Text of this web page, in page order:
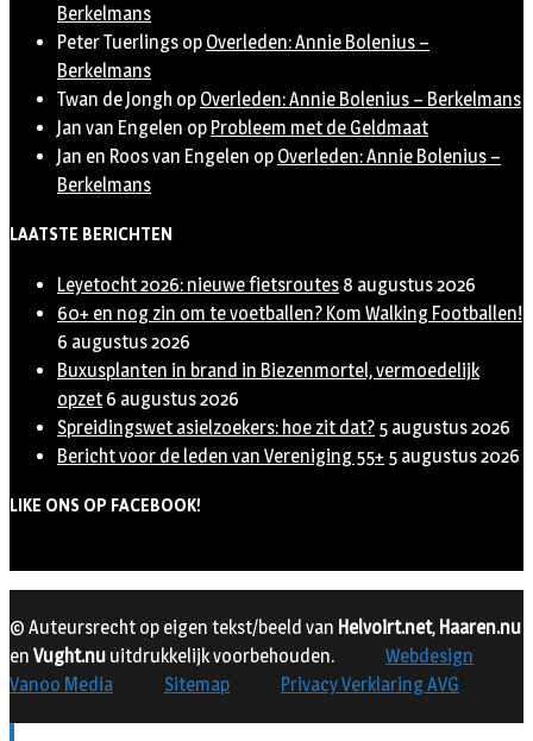
Berkelmans
Peter Tuerlings op Overleden: Annie Bolenius –
Berkelmans
Twan de Jongh op Overleden: Annie Bolenius – Berkelmans
Jan van Engelen op Probleem met de Geldmaat
Jan en Roos van Engelen op Overleden: Annie Bolenius –
Berkelmans
LAATSTE BERICHTEN
Leyetocht 2026: nieuwe fietsroutes 8 augustus 2026
60+ en nog zin om te voetballen? Kom Walking Footballen!
6 augustus 2026
Buxusplanten in brand in Biezenmortel, vermoedelijk
opzet 6 augustus 2026
Spreidingswet asielzoekers: hoe zit dat? 5 augustus 2026
Bericht voor de leden van Vereniging 55+ 5 augustus 2026
LIKE ONS OP FACEBOOK!
© Auteursrecht op eigen tekst/beeld van Helvoirt.net, Haaren.nu
en Vught.nu uitdrukkelijk voorbehouden.
Webdesign
Vanoo Media
Sitemap Privacy Verklaring AVG